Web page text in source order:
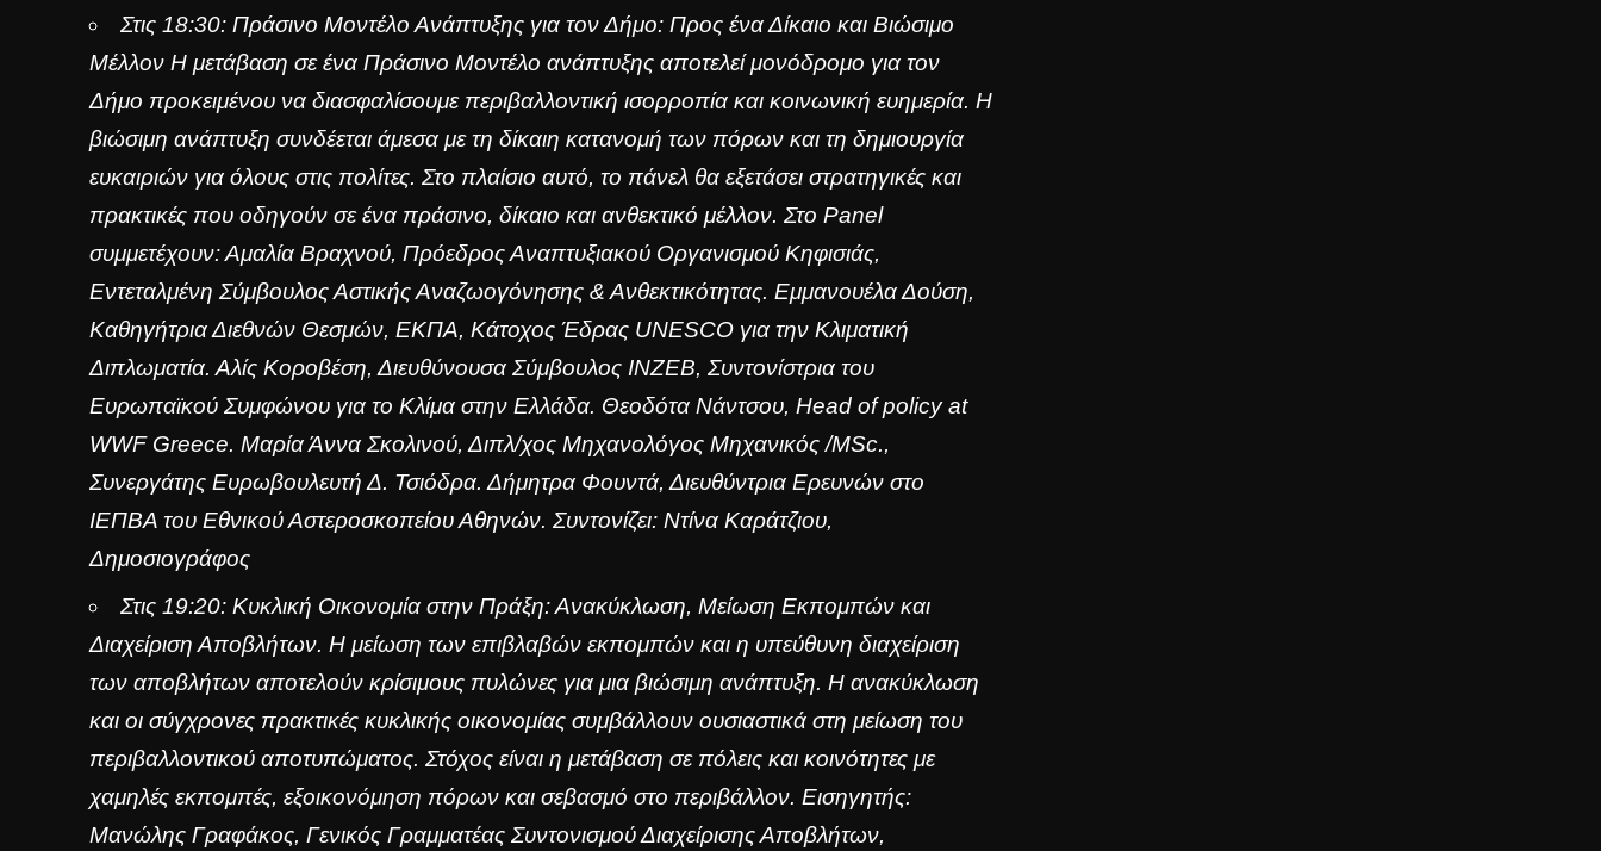
Στις 18:30: Πράσινο Μοντέλο Ανάπτυξης για τον Δήμο: Προς ένα Δίκαιο και Βιώσιμο
Μέλλον Η μετάβαση σε ένα Πράσινο Μοντέλο ανάπτυξης αποτελεί μονόδρομο για τον
Δήμο προκειμένου να διασφαλίσουμε περιβαλλοντική ισορροπία και κοινωνική ευημερία. Η
βιώσιμη ανάπτυξη συνδέεται άμεσα με τη δίκαιη κατανομή των πόρων και τη δημιουργία
ευκαιριών για όλους στις πολίτες. Στο πλαίσιο αυτό, το πάνελ θα εξετάσει στρατηγικές και
πρακτικές που οδηγούν σε ένα πράσινο, δίκαιο και ανθεκτικό μέλλον. Στο Panel
συμμετέχουν: Αμαλία Βραχνού, Πρόεδρος Αναπτυξιακού Οργανισμού Κηφισιάς,
Εντεταλμένη Σύμβουλος Αστικής Αναζωογόνησης & Ανθεκτικότητας. Εμμανουέλα Δούση,
Καθηγήτρια Διεθνών Θεσμών, ΕΚΠΑ, Κάτοχος Έδρας UNESCO για την Κλιματική
Διπλωματία. Αλίς Κοροβέση, Διευθύνουσα Σύμβουλος ΙΝΖΕΒ, Συντονίστρια του
Ευρωπαϊκού Συμφώνου για το Κλίμα στην Ελλάδα. Θεοδότα Νάντσου,Headofpolicyat
WWF Greece. Μαρία Άννα Σκολινού, Διπλ/χος Μηχανολόγος Μηχανικός /MSc.,
Συνεργάτης Ευρωβουλευτή Δ. Τσιόδρα. Δήμητρα Φουντά, Διευθύντρια Ερευνών στο
ΙΕΠΒΑ του Εθνικού Αστεροσκοπείου Αθηνών. Συντονίζει: Ντίνα Καράτζιου,
Δημοσιογράφος
Στις 19:20: Κυκλική Οικονομία στην Πράξη: Ανακύκλωση, Μείωση Εκπομπών και
Διαχείριση Αποβλήτων. Η μείωση των επιβλαβών εκπομπών και η υπεύθυνη διαχείριση
των αποβλήτων αποτελούν κρίσιμους πυλώνες για μια βιώσιμη ανάπτυξη. Η ανακύκλωση
και οι σύγχρονες πρακτικές κυκλικής οικονομίας συμβάλλουν ουσιαστικά στη μείωση του
περιβαλλοντικού αποτυπώματος. Στόχος είναι η μετάβαση σε πόλεις και κοινότητες με
χαμηλές εκπομπές, εξοικονόμηση πόρων και σεβασμό στο περιβάλλον. Εισηγητής:
Μανώλης Γραφάκος, Γενικός Γραμματέας Συντονισμού Διαχείρισης Αποβλήτων,